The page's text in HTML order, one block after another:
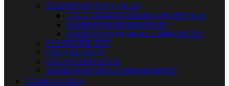
 ADHESIVOS Y COLAS
COLA TERMOFUSION CON PISTOLA
ADHESIVOS DE MONTAJE
ADHESIVOS Y COLAS ESPECIFICOS
CYANOCRILATO
COLA BLANCA
COLAS CONTACTO
ADHESIVOS DE 2 COMPONENTES
 DROGUERIA